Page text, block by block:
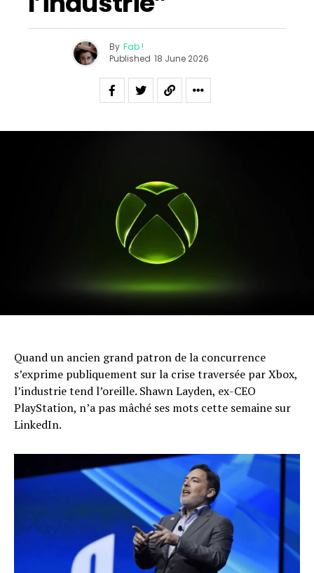
By Fab !
Published 18 June 2026
Quand un ancien grand patron de la concurrence
s’exprime publiquement sur la crise traversée par Xbox,
l’industrie tend l’oreille. Shawn Layden, ex-CEO
PlayStation, n’a pas mâché ses mots cette semaine sur
LinkedIn.